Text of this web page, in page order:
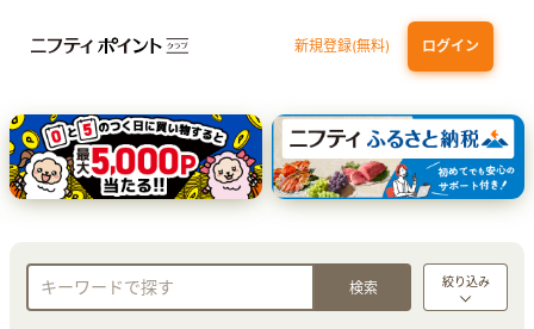
新規登録(無料) ログイン
三井住友カード（NL）オーロラデザイン
【三井住友銀行口座お持ちの方専用】Olive口座切替 P-one Wiz
ライフカードビジネスライトプラス dカード
絞り込み